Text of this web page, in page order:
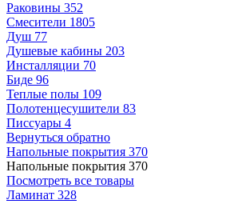
Раковины 352
Смесители 1805
Душ 77
Душевые кабины 203
Инсталляции 70
Биде 96
Теплые полы 109
Полотенцесушители 83
Писсуары 4
Вернуться обратно
Напольные покрытия 370
Напольные покрытия 370
Посмотреть все товары
Ламинат 328